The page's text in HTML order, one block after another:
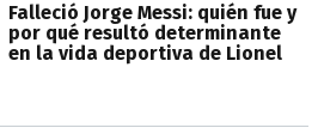
Falleció Jorge Messi: quién fue y
por qué resultó determinante
en la vida deportiva de Lionel